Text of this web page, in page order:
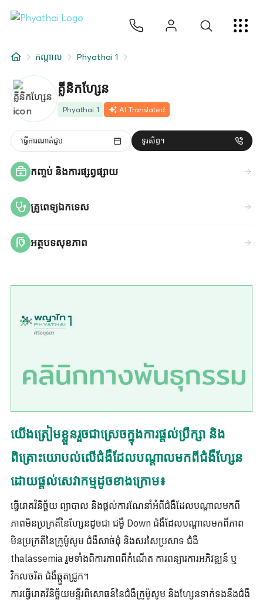
អំពីពួកយើង
សាខាមន្ទីរពេទ្យ
កណ្តាល Phyathai 1
គ្លីនិកហ្សែន
Phyathai 1 AI Translated
ធ្វើការណាត់ជួប ទូរស័ព្ទ។
កញ្ចប់ និងការផ្សព្វផ្សាយ
គ្រូពេទ្យឯកទេស
អត្ថបទសុខភាព
យើងត្រៀមខ្លួនរួចជាស្រេចក្នុងការផ្តល់ប្រឹក្សា និង
ពិគ្រោះយោបល់លើជំងឺដែលបណ្តាលមកពីជំងឺហ្សែន
ដោយផ្តល់សេវាកម្មដូចខាងក្រោម៖
ធ្វើរោគវិនិច្ឆ័យ ព្យាបាល និងផ្តល់ការណែនាំអំពីជំងឺដែលបណ្តាលមកពី
ភាពមិនប្រក្រតីនៃហ្សែនដូចជា ជម្ងឺ Down ជំងឺដែលបណ្តាលមកពីភាព
មិនប្រក្រតីនៃក្រូម៉ូសូម ជំងឺសាច់ដុំ និងសរសៃប្រសាទ ជំងឺ
thalassemia រួមទាំងពិការភាពពីកំណើត ការពន្យារការអភិវឌ្ឍន៍ ឬ
វិកលចរិត ជំងឺឆ្កួតជ្រូក។
ការធ្វើរោគវិនិច្ឆ័យមន្ទីរពិសោធន៍នៃជំងឺក្រូម៉ូសូម និងហ្សែនទាក់ទងនឹងជំងឺ